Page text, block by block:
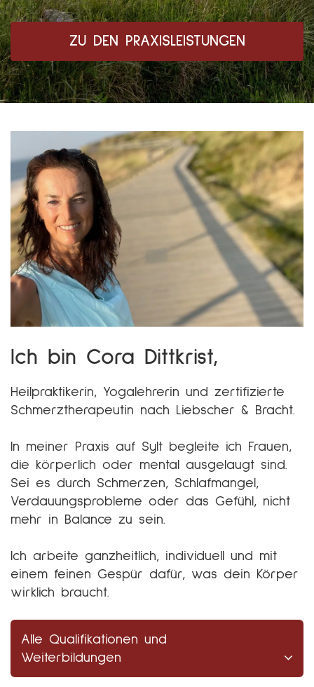
ZU DEN PRAXISLEISTUNGEN
Ich bin Cora Dittkrist,
Heilpraktikerin, Yogalehrerin und zertifizierte
Schmerztherapeutin nach Liebscher & Bracht.
In meiner Praxis auf Sylt begleite ich Frauen,
die körperlich oder mental ausgelaugt sind.
Sei es durch Schmerzen, Schlafmangel,
Verdauungsprobleme oder das Gefühl, nicht
mehr in Balance zu sein.
Ich arbeite ganzheitlich, individuell und mit
einem feinen Gespür dafür, was dein Körper
wirklich braucht.
Alle Qualifikationen und
Weiterbildungen